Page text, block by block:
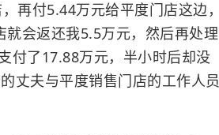
再付5.44万元给平度门店这边，
就会返还我5.5万元，然后再处理
付了17.88万元，半小时后却没
丈夫与平度销售门店的工作人员